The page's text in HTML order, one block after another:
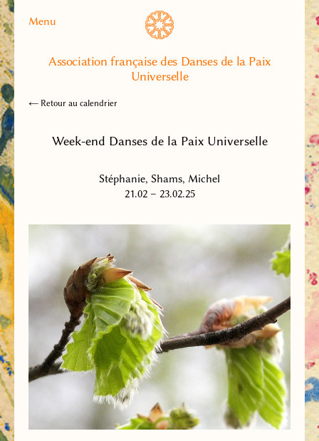
Menu
Association française des Danses de la Paix
Universelle
← Retour au calendrier
Week-end Danses de la Paix Universelle
Stéphanie, Shams, Michel
21.02 – 23.02.25